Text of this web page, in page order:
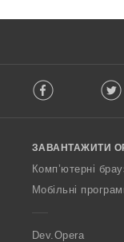
o
w
O
p
a
Facebook
ЗАВАНТАЖИТИ
Комп’ютерні
Мобільні
Dev.Opera